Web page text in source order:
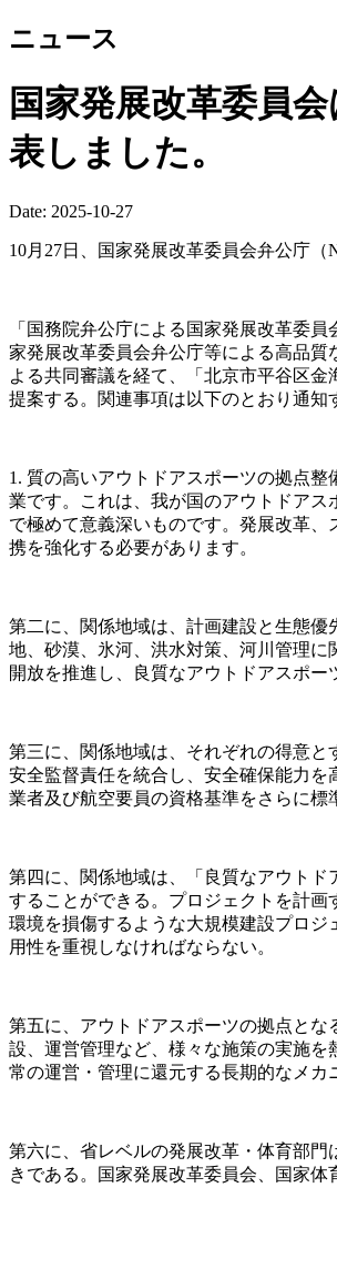
ニュース
国家発展改革委員
表しました。
Date: 2025-10-27
10月27日、国家発展改革委員会弁公庁
「国務院弁公庁による国家発展改革委
家発展改革委員会弁公庁等による高品質
よる共同審議を経て、「北京市平谷区
提案する。関連事項は以下のとおり通知
1. 質の高いアウトドアスポーツの拠点
業です。これは、我が国のアウトドア
で極めて意義深いものです。発展改革
携を強化する必要があります。
第二に、関係地域は、計画建設と生態
地、砂漠、氷河、洪水対策、河川管理
開放を推進し、良質なアウトドアスポー
第三に、関係地域は、それぞれの得意と
安全監督責任を統合し、安全確保能力
業者及び航空要員の資格基準をさらに標
第四に、関係地域は、「良質なアウトド
することができる。プロジェクトを計
環境を損傷するような大規模建設プロ
用性を重視しなければならない。
第五に、アウトドアスポーツの拠点と
設、運営管理など、様々な施策の実施
常の運営・管理に還元する長期的なメカ
第六に、省レベルの発展改革・体育部
きである。国家発展改革委員会、国家